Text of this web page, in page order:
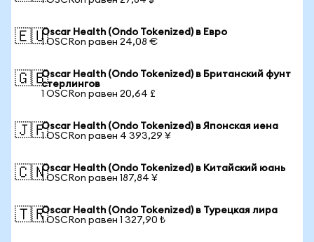
🇪🇺Oscar Health (Ondo Tokenized) в Евро
1 OSCRon равен 24,08 €
🇬🇧Oscar Health (Ondo Tokenized) в Британский фунт
стерлингов
1 OSCRon равен 20,64 £
🇯🇵Oscar Health (Ondo Tokenized) в Японская иена
1 OSCRon равен 4 393,29 ¥
🇨🇳Oscar Health (Ondo Tokenized) в Китайский юань
1 OSCRon равен 187,84 ¥
🇹🇷Oscar Health (Ondo Tokenized) в Турецкая лира
1 OSCRon равен 1 327,90 ₺